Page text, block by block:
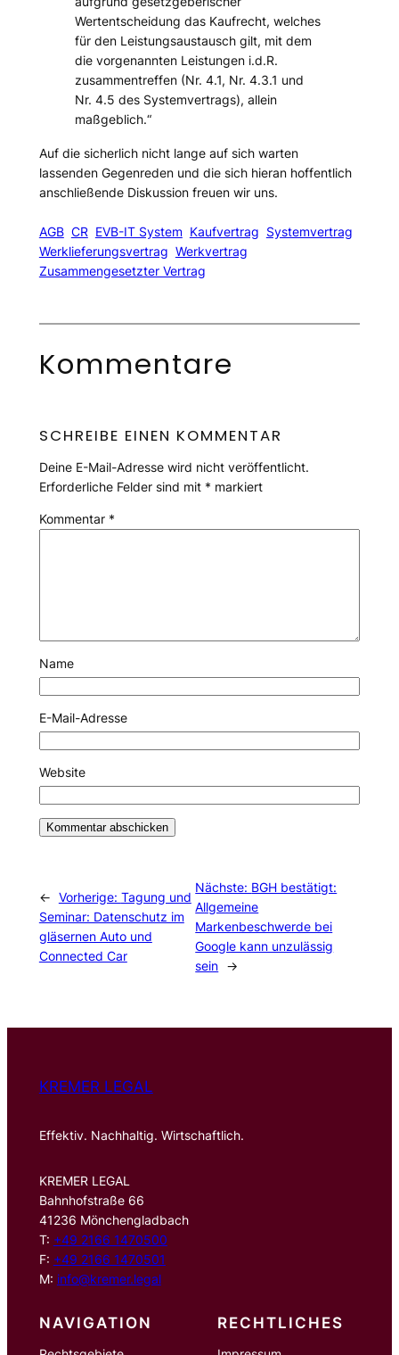
Wertentscheidung das Kaufrecht, welches
für den Leistungsaustausch gilt, mit dem
die vorgenannten Leistungen i.d.R.
zusammentreffen (Nr. 4.1, Nr. 4.3.1 und
Nr. 4.5 des Systemvertrags), allein
maßgeblich.“
Auf die sicherlich nicht lange auf sich warten
lassenden Gegenreden und die sich hieran hoffentlich
anschließende Diskussion freuen wir uns.
AGB CR EVB-IT System Kaufvertrag Systemvertrag
Werklieferungsvertrag Werkvertrag
Zusammengesetzter Vertrag
Kommentare
SCHREIBE EINEN KOMMENTAR
Deine E-Mail-Adresse wird nicht veröffentlicht.
Erforderliche Felder sind mit * markiert
Kommentar *
Name
E-Mail-Adresse
Website
← Vorherige: Tagung und
Seminar: Datenschutz im
gläsernen Auto und
Connected Car
Nächste: BGH bestätigt:
Allgemeine
Markenbeschwerde bei
Google kann unzulässig
sein →
KREMER LEGAL
Effektiv. Nachhaltig. Wirtschaftlich.
KREMER LEGAL
Bahnhofstraße 66
41236 Mönchengladbach
T: +49 2166 1470500
F: +49 2166 1470501
M: info@kremer.legal
NAVIGATION RECHTLICHES